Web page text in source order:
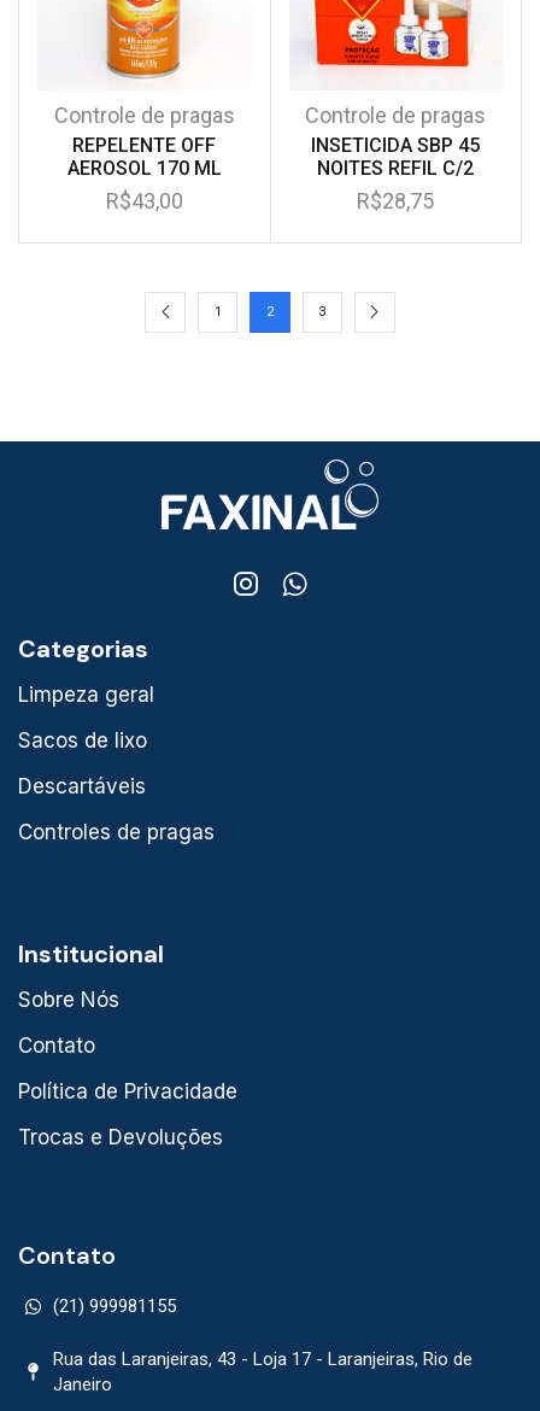
Controle de pragas
REPELENTE OFF
AEROSOL 170 ML
R$43,00
Controle de pragas
INSETICIDA SBP 45
NOITES REFIL C/2
R$28,75
1 2 3
Categorias
Limpeza geral
Sacos de lixo
Descartáveis
Controles de pragas
Institucional
Sobre Nós
Contato
Política de Privacidade
Trocas e Devoluções
Contato
(21) 999981155
Rua das Laranjeiras, 43 - Loja 17 - Laranjeiras, Rio de
Janeiro